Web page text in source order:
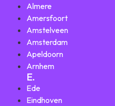
Almere
Amersfoort
Amstelveen
Amsterdam
Apeldoorn
Arnhem
E.
Ede
Eindhoven